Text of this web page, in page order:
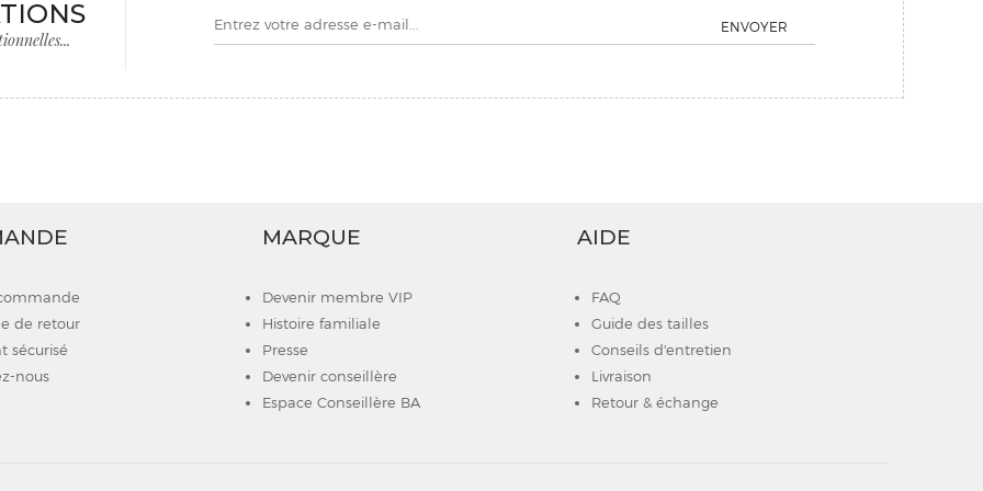
ENVOYER
de retour
sécurisé
nous
MARQUE
Devenir membre VIP
Histoire familiale
Presse
Devenir conseillère
Espace Conseillère BA
AIDE
FAQ
Guide des tailles
Conseils d'entretien
Livraison
Retour & échange